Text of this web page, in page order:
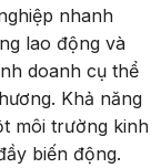
nhanh
lao động và
doanh cụ thể
Khả năng
môi trường kinh
biến động.